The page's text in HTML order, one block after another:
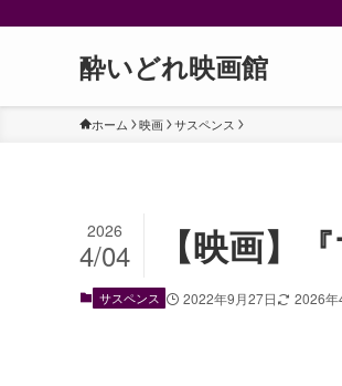
酔いどれ映画館
ホーム 映画 サスペンス
【映画】
2026
4/04
サスペンス 2022年9月27日 2026年